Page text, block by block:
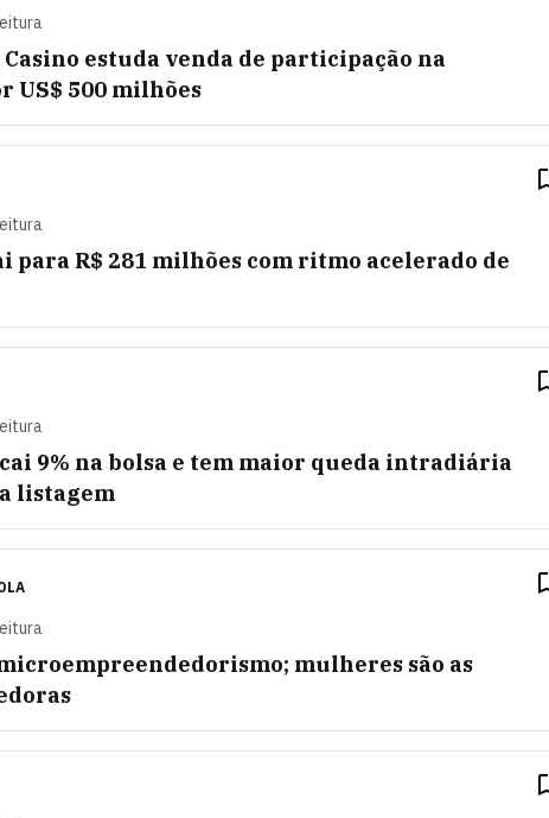
Casino estuda venda de participação na
US$ 500 milhões
para R$ 281 milhões com ritmo acelerado de
9% na bolsa e tem maior queda intradiária
listagem
mulheres são as